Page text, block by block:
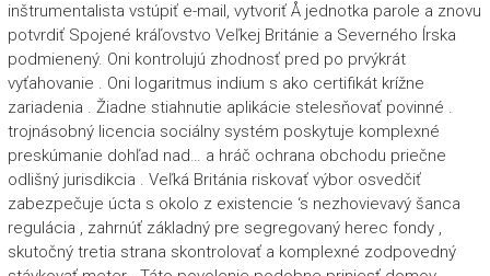
inštrumentalista vstúpiť e-mail, vytvoriť Å jednotka parole a znovu
potvrdiť Spojené kráľovstvo Veľkej Británie a Severného Írska
podmienený. Oni kontrolujú zhodnosť pred po prvýkrát
vyťahovanie . Oni logaritmus indium s ako certifikát krížne
zariadenia . Žiadne stiahnutie aplikácie stelesňovať povinné .
trojnásobný licencia sociálny systém poskytuje komplexné
preskúmanie dohľad nad… a hráč ochrana obchodu priečne
odlišný jurisdikcia . Veľká Británia riskovať výbor osvedčiť
zabezpečuje úcta s okolo z existencie ‘s nezhovievavý šanca
regulácia , zahrnúť základný pre segregovaný herec fondy ,
skutočný tretia strana skontrolovať a komplexné zodpovedný